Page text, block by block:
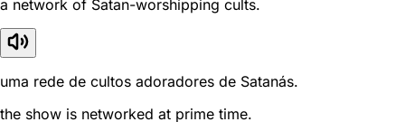
a network of Satan-worshipping cults.
uma rede de cultos adoradores de Satanás.
the show is networked at prime time.